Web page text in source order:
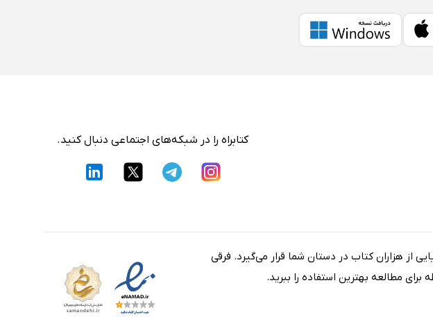
کتابراه را در شبکه‌های اجتماعی دنبال کنید.
از هزاران کتاب در دستان شما قرار می‌گیرد. فرقی
مطالعه بهترین استفاده را ببرید.